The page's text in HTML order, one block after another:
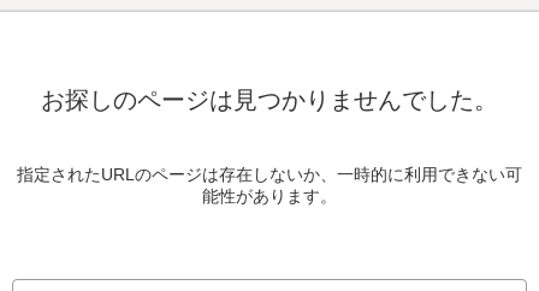
お探しのページは見つかりませんでした。
指定されたURLのページは存在しないか、一時的に利用できない可
能性があります。